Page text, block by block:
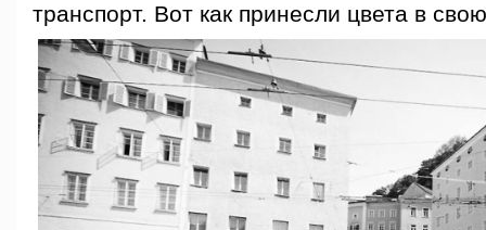
транспорт. Вот как принесли цвета в